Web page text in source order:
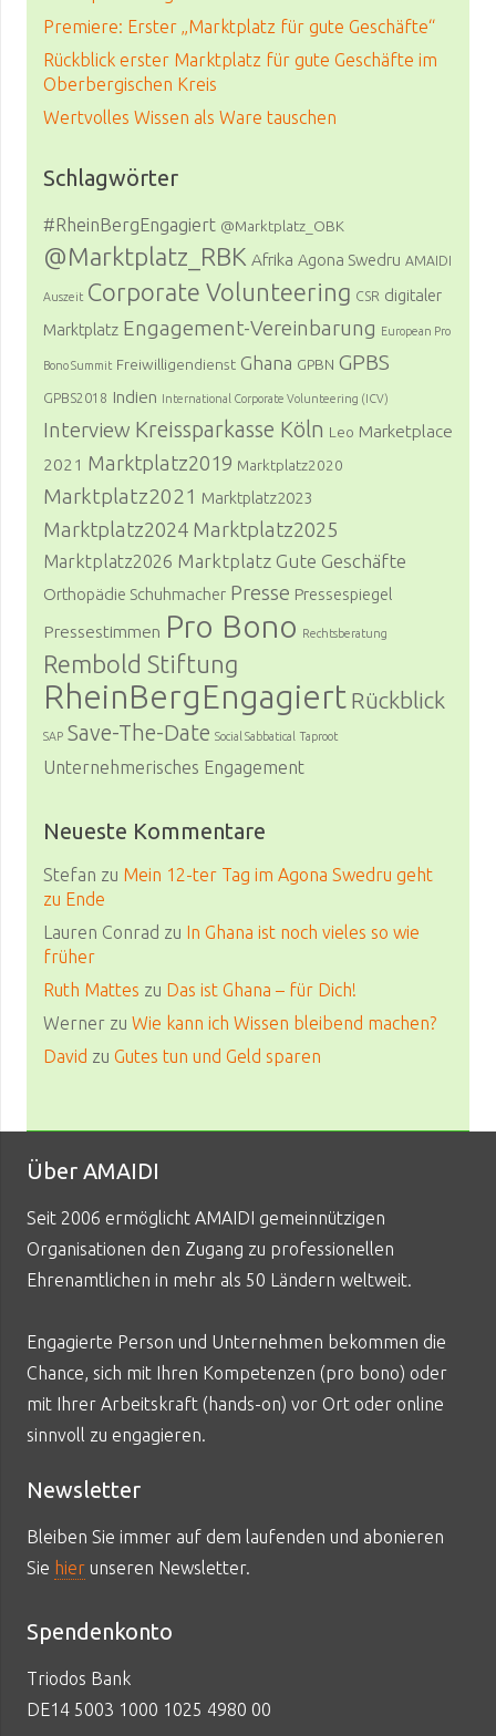
Premiere: Erster „Marktplatz für gute Geschäfte“
Rückblick erster Marktplatz für gute Geschäfte im
Oberbergischen Kreis
Wertvolles Wissen als Ware tauschen
Schlagwörter
#RheinBergEngagiert @Marktplatz_OBK
@Marktplatz_RBK Afrika Agona Swedru AMAIDI
Auszeit Corporate Volunteering CSR digitaler
Marktplatz Engagement-Vereinbarung European Pro
Bono Summit Freiwilligendienst Ghana GPBN GPBS
GPBS2018 Indien International Corporate Volunteering (ICV)
Interview Kreissparkasse Köln Leo Marketplace
2021 Marktplatz2019 Marktplatz2020
Marktplatz2021 Marktplatz2023
Marktplatz2024 Marktplatz2025
Marktplatz2026 Marktplatz Gute Geschäfte
Orthopädie Schuhmacher Presse Pressespiegel
Pressestimmen Pro Bono Rechtsberatung
Rembold Stiftung
RheinBergEngagiert Rückblick
SAP Save-The-Date Social Sabbatical Taproot
Unternehmerisches Engagement
Neueste Kommentare
Stefan zu Mein 12-ter Tag im Agona Swedru geht
zu Ende
Lauren Conrad zu In Ghana ist noch vieles so wie
früher
Ruth Mattes zu Das ist Ghana – für Dich!
Werner zu Wie kann ich Wissen bleibend machen?
David zu Gutes tun und Geld sparen
Über AMAIDI
Seit 2006 ermöglicht AMAIDI gemeinnützigen
Organisationen den Zugang zu professionellen
Ehrenamtlichen in mehr als 50 Ländern weltweit.
Engagierte Person und Unternehmen bekommen die
Chance, sich mit Ihren Kompetenzen (pro bono) oder
mit Ihrer Arbeitskraft (hands-on) vor Ort oder online
sinnvoll zu engagieren.
Newsletter
Bleiben Sie immer auf dem laufenden und abonieren
Sie hier unseren Newsletter.
Spendenkonto
Triodos Bank
DE14 5003 1000 1025 4980 00